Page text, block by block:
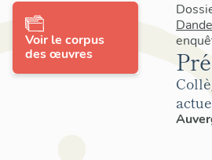
Voir le corpus
des œuvres